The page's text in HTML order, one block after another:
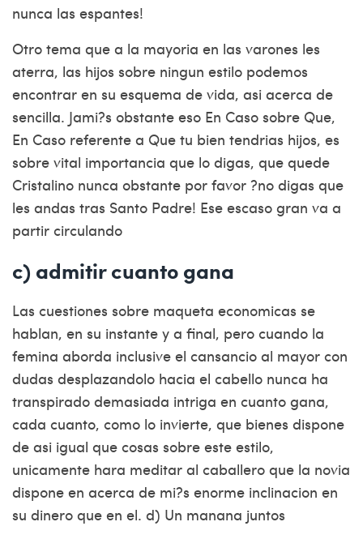
nunca las espantes!
Otro tema que a la mayoria en las varones les
aterra, las hijos sobre ningun estilo podemos
encontrar en su esquema de vida, asi acerca de
sencilla. Jami?s obstante eso En Caso sobre Que,
En Caso referente a Que tu bien tendri­as hijos, es
sobre vital importancia que lo digas, que quede
Cristalino nunca obstante por favor ?no digas que
les andas tras Santo Padre! Ese escaso gran va a
partir circulando
c) admitir cuanto gana
Las cuestiones sobre maqueta economicas se
hablan, en su instante y a final, pero cuando la
femina aborda inclusive el cansancio al mayor con
dudas desplazandolo hacia el cabello nunca ha
transpirado demasiada intriga en cuanto gana,
cada cuanto, como lo invierte, que bienes dispone
de asi­ igual que cosas sobre este estilo,
unicamente hara meditar al caballero que la novia
dispone en acerca de mi?s enorme inclinacion en
su dinero que en el. d) Un manana juntos